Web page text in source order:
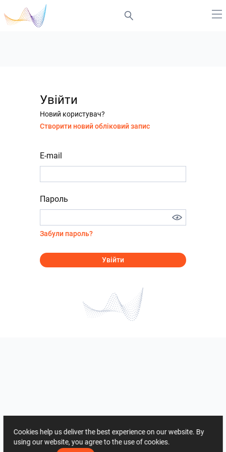
Увійти
Новий користувач?
Створити новий обліковий запис
E-mail
Пароль
Забули пароль?
Увійти
Cookies help us deliver the best experience on our website. By
using our website, you agree to the use of cookies.